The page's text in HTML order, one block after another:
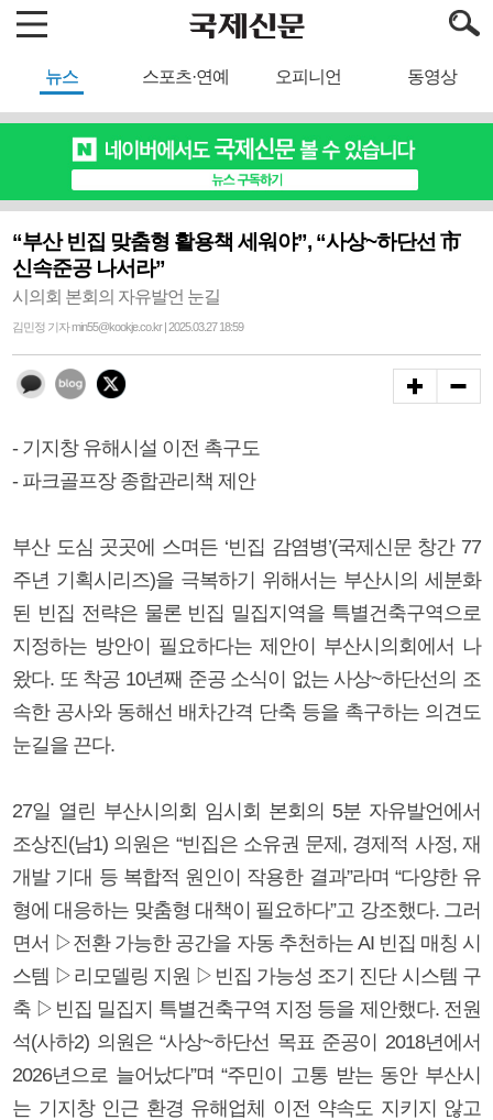
뉴스 스포츠·연예 오피니언 동영상
“부산 빈집 맞춤형 활용책 세워야”, “사상~하단선 市
신속준공 나서라”
시의회 본회의 자유발언 눈길
김민정 기자 min55@kookje.co.kr | 2025.03.27 18:59
- 기지창 유해시설 이전 촉구도
- 파크골프장 종합관리책 제안
부산 도심 곳곳에 스며든 ‘빈집 감염병’(국제신문 창간 77
주년 기획시리즈)을 극복하기 위해서는 부산시의 세분화
된 빈집 전략은 물론 빈집 밀집지역을 특별건축구역으로
지정하는 방안이 필요하다는 제안이 부산시의회에서 나
왔다. 또 착공 10년째 준공 소식이 없는 사상~하단선의 조
속한 공사와 동해선 배차간격 단축 등을 촉구하는 의견도
눈길을 끈다.
27일 열린 부산시의회 임시회 본회의 5분 자유발언에서
조상진(남1) 의원은 “빈집은 소유권 문제, 경제적 사정, 재
개발 기대 등 복합적 원인이 작용한 결과”라며 “다양한 유
형에 대응하는 맞춤형 대책이 필요하다”고 강조했다. 그러
면서 ▷전환 가능한 공간을 자동 추천하는 AI 빈집 매칭 시
스템 ▷리모델링 지원 ▷빈집 가능성 조기 진단 시스템 구
축 ▷빈집 밀집지 특별건축구역 지정 등을 제안했다. 전원
석(사하2) 의원은 “사상~하단선 목표 준공이 2018년에서
2026년으로 늘어났다”며 “주민이 고통 받는 동안 부산시
는 기지창 인근 환경 유해업체 이전 약속도 지키지 않고